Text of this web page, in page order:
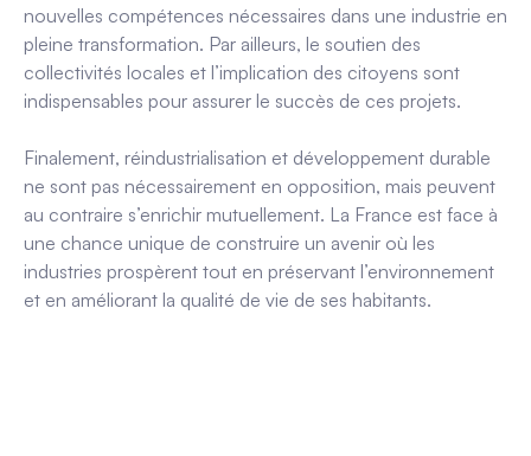
nouvelles compétences nécessaires dans une industrie en
pleine transformation. Par ailleurs, le soutien des
collectivités locales et l’implication des citoyens sont
indispensables pour assurer le succès de ces projets.
Finalement, réindustrialisation et développement durable
ne sont pas nécessairement en opposition, mais peuvent
au contraire s’enrichir mutuellement. La France est face à
une chance unique de construire un avenir où les
industries prospèrent tout en préservant l’environnement
et en améliorant la qualité de vie de ses habitants.